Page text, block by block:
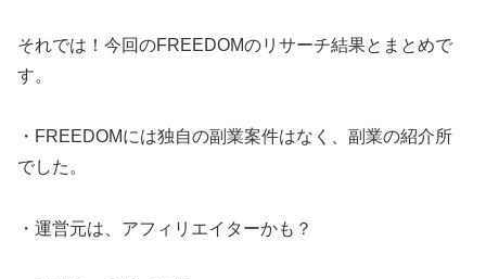
それでは！今回のFREEDOMのリサーチ結果とまとめで
す。
・FREEDOMには独自の副業案件はなく、副業の紹介所
でした。
・運営元は、アフィリエイターかも？